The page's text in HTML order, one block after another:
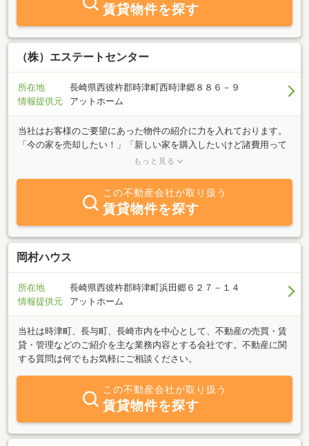
賃貸物件を探す
（株）エステートセンター
所在地
長崎県西彼杵郡時津町西時津郷８８６－９
情報提供元
アットホーム
当社はお客様のご要望にあった物件の紹介に力を入れております。
「今の家を売却したい！」「新しい家を購入したいけど諸費用って
いくらかかるの？」「このエリアで○万円以内のアパートを探し
もっと見る
この不動産会社が取り扱う
賃貸物件を探す
岡村ハウス
所在地
長崎県西彼杵郡時津町浜田郷６２７－１４
情報提供元
アットホーム
当社は時津町、長与町、長崎市内を中心として、不動産の売買・賃
貸・管理などのご紹介を主な業務内容とする会社です。不動産に関
する質問は何でもお気軽にご相談ください。
この不動産会社が取り扱う
賃貸物件を探す